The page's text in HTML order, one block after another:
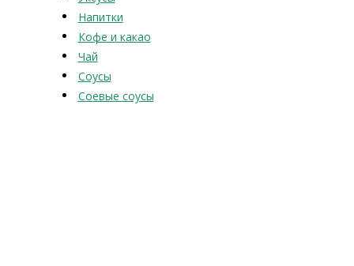
Напитки
Кофе и какао
Чай
Соусы
Соевые соусы